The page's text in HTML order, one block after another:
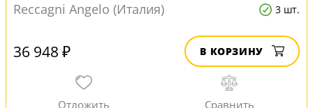
Reccagni Angelo (Италия) 3 шт.
36 948 ₽ В КОРЗИНУ